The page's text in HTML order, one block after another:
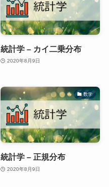
統計学 – カイ二乗分布
2020年8月9日
数学
統計学 – 正規分布
2020年8月9日